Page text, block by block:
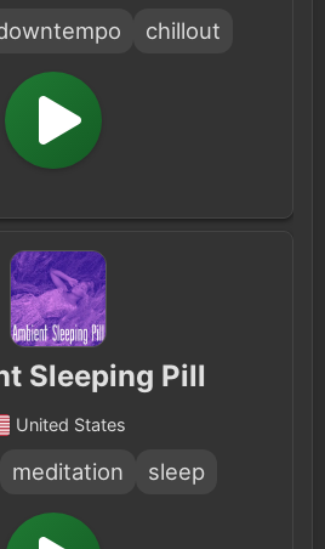
chillout
Sleeping Pill
United States
meditation sleep